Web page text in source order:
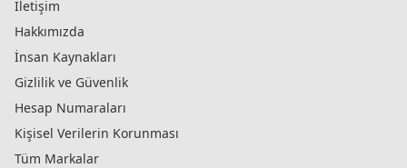
İletişim
Hakkımızda
İnsan Kaynakları
Gizlilik ve Güvenlik
Hesap Numaraları
Kişisel Verilerin Korunması
Tüm Markalar